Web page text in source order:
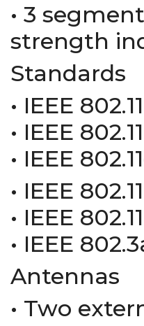
• 3
strength
Standards
• IEEE
• IEEE
• IEEE
• IEEE
• IEEE
• IEEE
Antennas
• Two